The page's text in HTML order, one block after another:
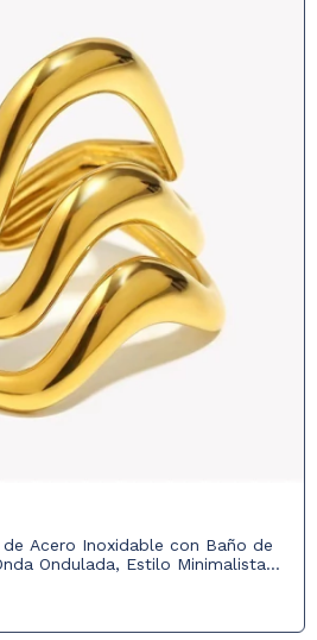
Acero Inoxidable con Baño de
Ondulada, Estilo Minimalista